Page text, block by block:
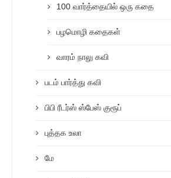
100 வார்த்தையில் ஒரு கதை
பழமொழி கதைகள்
வாரம் நாலு கவி
படம் பார்த்து கவி
பிபி ரீடர்ஸ் ஸ்பேஸ் குரூப்
புத்தக உலா
மே